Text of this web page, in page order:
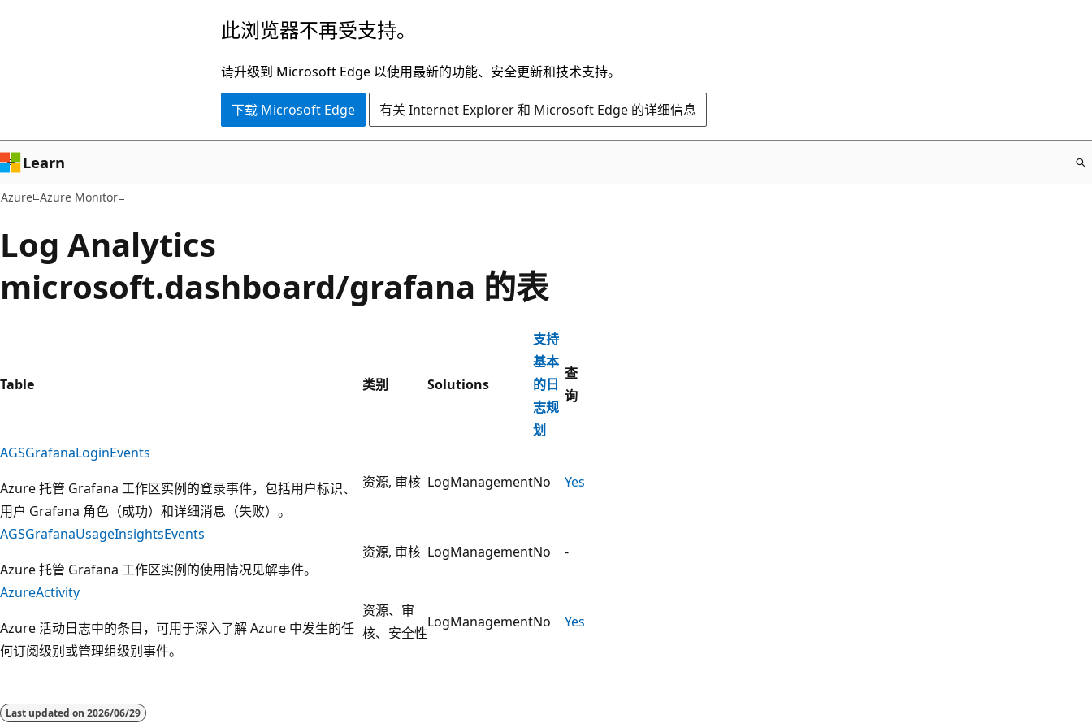
容
此浏览器不再受支持。
请升级到 Microsoft Edge 以使用最新的功能、安全更新和技术支持。
下载 Microsoft Edge 有关 Internet Explorer 和 Microsoft Edge 的详细信息
Learn
Azure Azure Monitor
Log Analytics
microsoft.dashboard/grafana 的表
Table 类别 Solutions
支持
基本
的日
志规
划
查
询
AGSGrafanaLoginEvents
Azure 托管 Grafana 工作区实例的登录事件，包括用户标识、
用户 Grafana 角色（成功）和详细消息（失败）。
资源, 审核 LogManagementNo Yes
AGSGrafanaUsageInsightsEvents
Azure 托管 Grafana 工作区实例的使用情况见解事件。
资源, 审核 LogManagementNo -
AzureActivity
Azure 活动日志中的条目，可用于深入了解 Azure 中发生的任
何订阅级别或管理组级别事件。
资源、审
核、安全性
LogManagementNo Yes
模Last updated on 2026/06/29